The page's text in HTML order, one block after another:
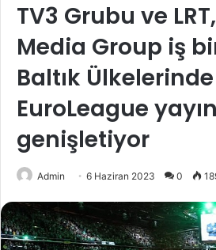
TV3 Grubu ve
Media Group iş
Baltık Ülkelerinde
EuroLeague
genişletiyor
Admin 6 Haziran 2023 0